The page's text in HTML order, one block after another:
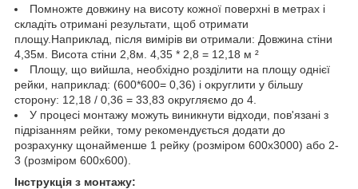
Помножте довжину на висоту кожної поверхні в метрах і
складіть отримані результати, щоб отримати
площу.Наприклад, після вимірів ви отримали: Довжина стіни
4,35м. Висота стіни 2,8м. 4,35 * 2,8 = 12,18 м ²
Площу, що вийшла, необхідно розділити на площу однієї
рейки, наприклад: (600*600= 0,36) і округлити у більшу
сторону: 12,18 / 0,36 = 33,83 округляємо до 4.
У процесі монтажу можуть виникнути відходи, пов'язані з
підрізанням рейки, тому рекомендується додати до
розрахунку щонайменше 1 рейку (розміром 600х3000) або 2-
3 (розміром 600х600).
Інструкція з монтажу: